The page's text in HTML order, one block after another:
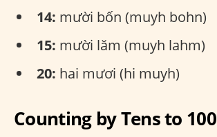
14: mười bốn (muyh bohn)
15: mười lăm (muyh lahm)
20: hai mươi (hi muyh)
Counting by Tens to 100